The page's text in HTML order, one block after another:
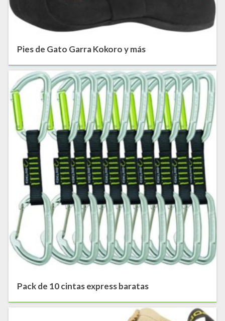
Pies de Gato Garra Kokoro y más
Pack de 10 cintas express baratas